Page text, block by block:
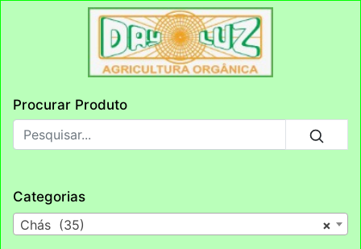
Procurar Produto
Categorias
×
Chás (35)